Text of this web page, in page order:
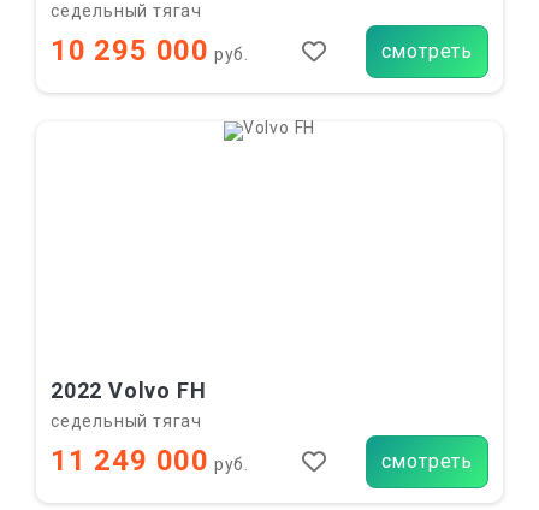
седельный тягач
10 295 000 руб. смотреть
2022 Volvo FH
седельный тягач
11 249 000 руб. смотреть